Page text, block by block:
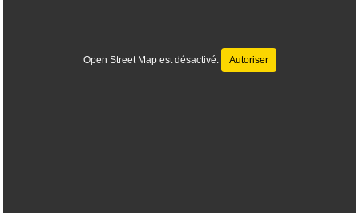
Open Street Map est désactivé. Autoriser